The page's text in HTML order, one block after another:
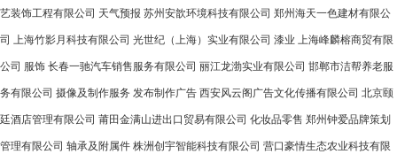
艺装饰工程有限公司 天气预报 苏州安歆环境科技有限公司 郑州海天一色建材有限公
司 上海竹影月科技有限公司 光世纪（上海）实业有限公司 漆业 上海峰麟榕商贸有限
公司 服饰 长春一驰汽车销售服务有限公司 丽江龙渤实业有限公司 邯郸市洁帮养老服
务有限公司 摄像及制作服务 发布制作广告 西安风云阁广告文化传播有限公司 北京颐
廷酒店管理有限公司 莆田金满山进出口贸易有限公司 化妆品零售 郑州钟爱品牌策划
管理有限公司 轴承及附属件 株洲创宇智能科技有限公司 营口豪情生态农业科技有限